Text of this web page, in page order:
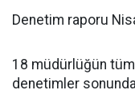
Denetim raporu
18 müdürlüğün
denetimler